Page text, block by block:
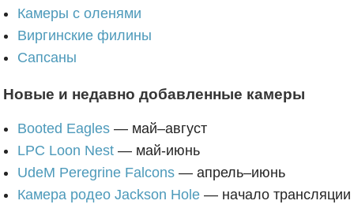
Камеры с оленями
Виргинские филины
Сапсаны
Новые и недавно добавленные камеры
Booted Eagles— май–август
LPC Loon Nest— май-июнь
UdeM Peregrine Falcons— апрель–июнь
Камера родео Jackson Hole— начало трансляции